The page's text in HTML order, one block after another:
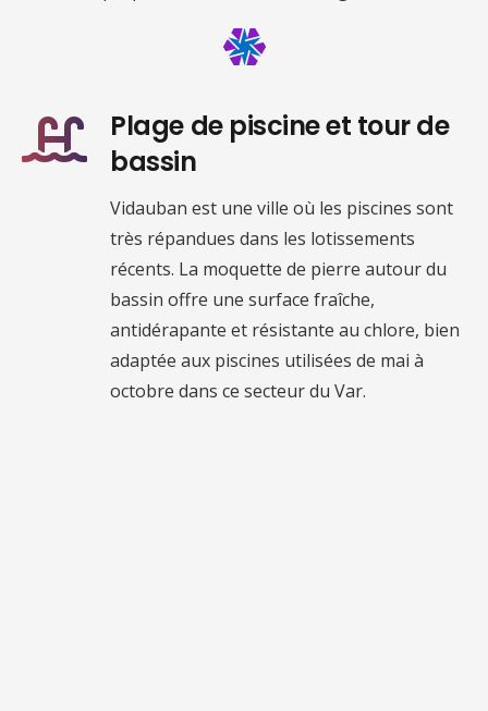
Plage de piscine et tour de
bassin
Vidauban est une ville où les piscines sont
très répandues dans les lotissements
récents. La moquette de pierre autour du
bassin offre une surface fraîche,
antidérapante et résistante au chlore, bien
adaptée aux piscines utilisées de mai à
octobre dans ce secteur du Var.